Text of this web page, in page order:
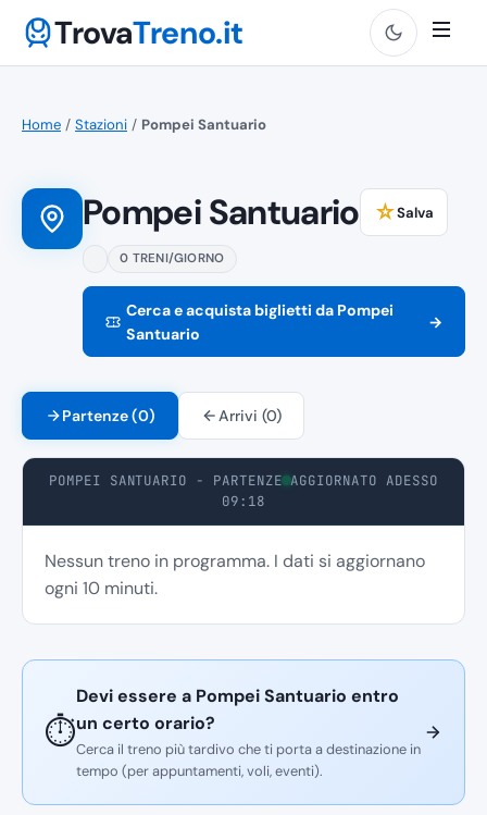
TrovaTreno.it
Home / Stazioni / Pompei Santuario
Pompei Santuario ☆Salva
0 TRENI/GIORNO
Cerca e acquista biglietti da Pompei
Santuario
→
Partenze (0) Arrivi (0)
POMPEI SANTUARIO - PARTENZE AGGIORNATO ADESSO
09:18
Nessun treno in programma. I dati si aggiornano
ogni 10 minuti.
⏱️
Devi essere a Pompei Santuario entro
un certo orario?
Cerca il treno più tardivo che ti porta a destinazione in
tempo (per appuntamenti, voli, eventi).